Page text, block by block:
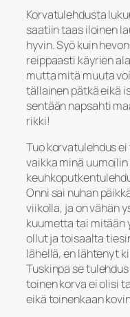
Korvatulehdusta
saatiin taas iloinen
hyvin. Syö kuin
reippaasti käyrien
mutta mitä muuta
tällainen pätkä eikä
sentään napsahti
rikki!
Tuo korvatulehdus
vaikka minä
Onni sai nuhan
viikolla, ja on vähän
kuumetta tai mitään
ollut ja toisaalta
lähellä, en lähtenyt
Tuskinpa se
toinen korva ei olisi
eikä toinenkaan